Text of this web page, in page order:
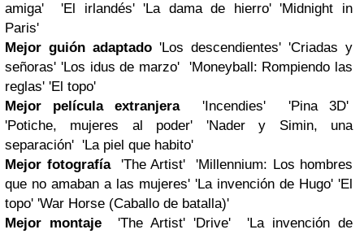
amiga' 'El irlandés' 'La dama de hierro' 'Midnight in
Paris'
Mejor guión adaptado 'Los descendientes' 'Criadas y
señoras' 'Los idus de marzo' 'Moneyball: Rompiendo las
reglas' 'El topo'
Mejor película extranjera
'Incendies' 'Pina 3D'
'Potiche, mujeres al poder' 'Nader y Simin, una
separación' 'La piel que habito'
Mejor fotografía
'The Artist' 'Millennium: Los hombres
que no amaban a las mujeres' 'La invención de Hugo' 'El
topo' 'War Horse (Caballo de batalla)'
Mejor montaje
'The Artist' 'Drive' 'La invención de